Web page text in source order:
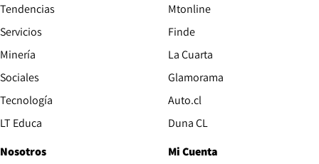
Tendencias
Servicios
Minería
Sociales
Tecnología
LT Educa
Mtonline
Finde
La Cuarta
Glamorama
Auto.cl
Duna CL
Nosotros
Mi Cuenta